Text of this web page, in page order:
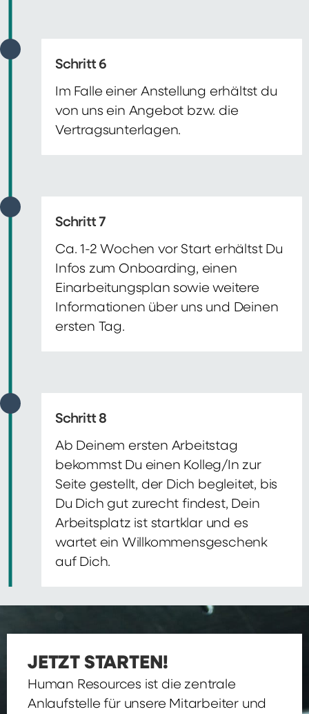
Schritt 6
Im Falle einer Anstellung erhältst du
von uns ein Angebot bzw. die
Vertragsunterlagen.
Schritt 7
Ca. 1-2 Wochen vor Start erhältst Du
Infos zum Onboarding, einen
Einarbeitungsplan sowie weitere
Informationen über uns und Deinen
ersten Tag.
Schritt 8
Ab Deinem ersten Arbeitstag
bekommst Du einen Kolleg/In zur
Seite gestellt, der Dich begleitet, bis
Du Dich gut zurecht findest, Dein
Arbeitsplatz ist startklar und es
wartet ein Willkommensgeschenk
auf Dich.
JETZT STARTEN!
Human Resources ist die zentrale
Anlaufstelle für unsere Mitarbeiter und